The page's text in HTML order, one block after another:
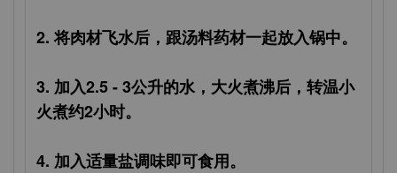
2. 将肉材飞水后，跟汤料药材一起放入锅中。
3. 加入2.5 - 3公升的水，大火煮沸后，转温小
火煮约2小时。
4. 加入适量盐调味即可食用。